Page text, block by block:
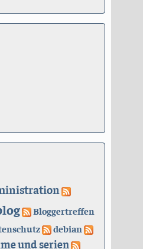
Bloggertreffen
debian
und serien